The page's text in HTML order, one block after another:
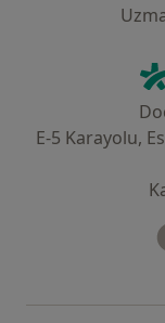
E-5 Karayolu,